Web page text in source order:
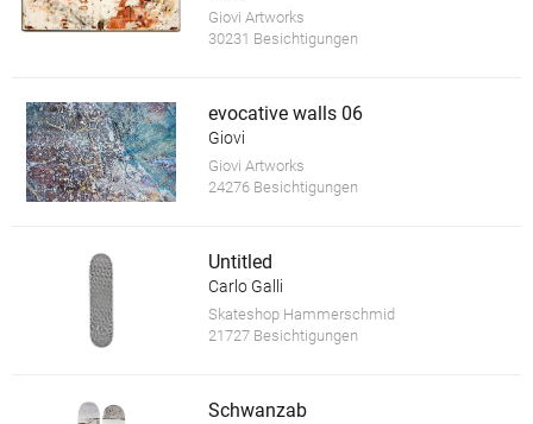
Giovi Artworks
30231 Besichtigungen
evocative walls 06
Giovi
Giovi Artworks
24276 Besichtigungen
Untitled
Carlo Galli
Skateshop Hammerschmid
21727 Besichtigungen
Schwanzab